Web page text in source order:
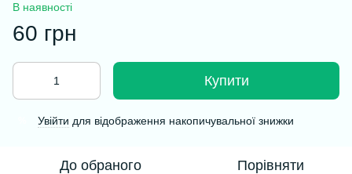
В наявності
60 грн
Купити
Увійти для відображення накопичувальної знижки
До обраного Порівняти